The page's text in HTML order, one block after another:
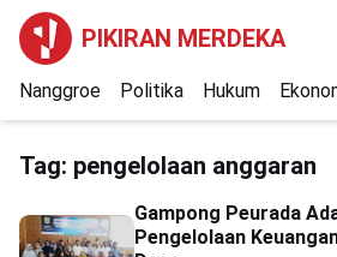
PIKIRAN MERDEKA
Nanggroe Politika Hukum
Tag: pengelolaan anggaran
Gampong Peurada
Pengelolaan